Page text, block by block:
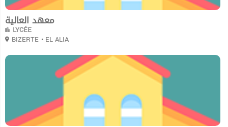
معهد العالية
LYCÉE
BIZERTE • EL ALIA